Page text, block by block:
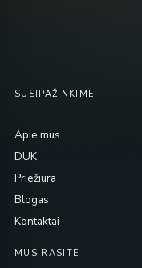
SUSIPAŽINKIME
Apie mus
DUK
Priežiūra
Blogas
Kontaktai
MUS RASITE